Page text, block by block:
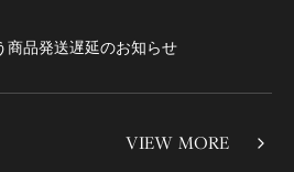
商品発送遅延のお知らせ
VIEW MORE